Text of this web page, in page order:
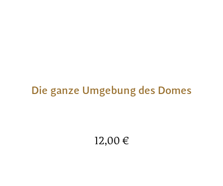
Die ganze Umgebung des Domes
Regulärer Preis:
12,00 €